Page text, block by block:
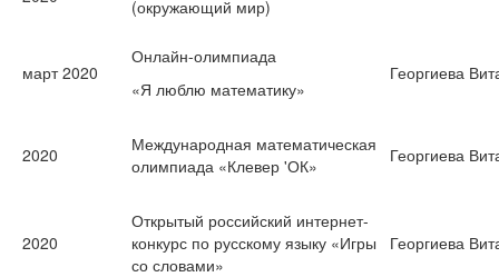
(окружающий мир)
март 2020
Онлайн-олимпиада
«Я люблю математику»
Георгиева
2020
Международная математическая
олимпиада «Клевер 'ОК»
Георгиева
2020
Открытый российский интернет-
конкурс по русскому языку «Игры
со словами»
Георгиева